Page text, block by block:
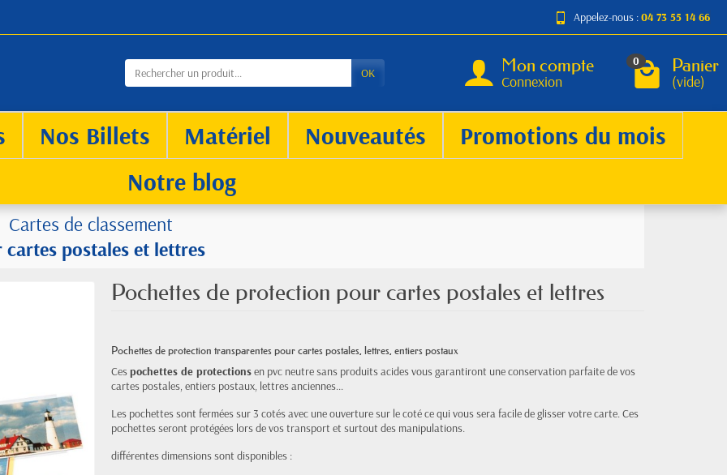
Appelez-nous :04 73 55 14 66
OK Mon compte
Connexion
0 Panier
(vide)
Nos Billets Matériel Nouveautés
Promotions du mois
Notre blog
Cartes de classement
postales et lettres
Pochettes de protection pour cartes postales et lettres
Pochettes de protection transparentes pour cartes postales, lettres, entiers postaux
Cespochettes de protectionsen pvc neutre sans produits acides vous garantiront une conservation parfaite de vos
cartes postales, entiers postaux, lettres anciennes...
Les pochettes sont fermées sur 3 cotés avec une ouverture sur le coté ce qui vous sera facile de glisser votre carte. Ces
pochettes seront protégées lors de vos transport et surtout des manipulations.
différentes dimensions sont disponibles :